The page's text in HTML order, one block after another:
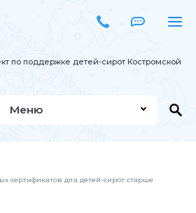
по поддержке детей-сирот Костромской
Меню
сертификатов для детей-сирот старше